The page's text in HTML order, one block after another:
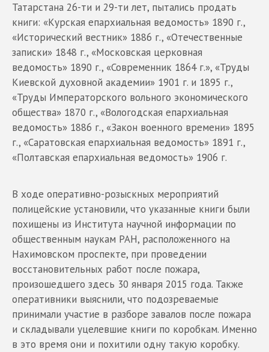
Татарстана 26-ти и 29-ти лет, пытались продать
книги: «Курская епархиальная ведомость» 1890 г.,
«Исторический вестник» 1886 г., «Отечественные
записки» 1848 г., «Московская церковная
ведомость» 1890 г., «Современник 1864 г.», «Труды
Киевской духовной академии» 1901 г. и 1895 г.,
«Труды Императорского вольного экономического
общества» 1870 г., «Вологодская епархиальная
ведомость» 1886 г., «Закон военного времени» 1895
г., «Саратовская епархиальная ведомость» 1891 г.,
«Полтавская епархиальная ведомость» 1906 г.
В ходе оперативно-розыскных мероприятий
полицейские установили, что указанные книги были
похищены из Института научной информации по
общественным наукам РАН, расположенного на
Нахимовском проспекте, при проведении
восстановительных работ после пожара,
произошедшего здесь 30 января 2015 года. Также
оперативники выяснили, что подозреваемые
принимали участие в разборе завалов после пожара
и складывали уцелевшие книги по коробкам. Именно
в это время они и похитили одну такую коробку.